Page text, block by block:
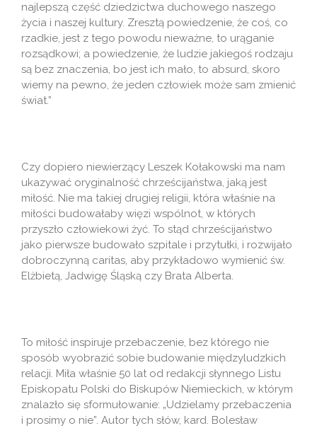
najlepszą część dziedzictwa duchowego naszego
życia i naszej kultury. Zresztą powiedzenie, że coś, co
rzadkie, jest z tego powodu nieważne, to urąganie
rozsądkowi; a powiedzenie, że ludzie jakiegoś rodzaju
są bez znaczenia, bo jest ich mało, to absurd, skoro
wiemy na pewno, że jeden człowiek może sam zmienić
świat.”
Czy dopiero niewierzący Leszek Kołakowski ma nam
ukazywać oryginalność chrześcijaństwa, jaką jest
miłość. Nie ma takiej drugiej religii, która właśnie na
miłości budowałaby więzi wspólnot, w których
przyszło człowiekowi żyć. To stąd chrześcijaństwo
jako pierwsze budowało szpitale i przytułki, i rozwijało
dobroczynną caritas, aby przykładowo wymienić św.
Elżbietą, Jadwigę Śląską czy Brata Alberta.
To miłość inspiruje przebaczenie, bez którego nie
sposób wyobrazić sobie budowanie międzyludzkich
relacji. Miła właśnie 50 lat od redakcji słynnego Listu
Episkopatu Polski do Biskupów Niemieckich, w którym
znalazło się sformułowanie: „Udzielamy przebaczenia
i prosimy o nie”. Autor tych słów, kard. Bolesław